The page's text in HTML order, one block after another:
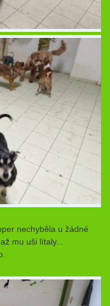
nechyběla u žádné
mu uši lítaly...